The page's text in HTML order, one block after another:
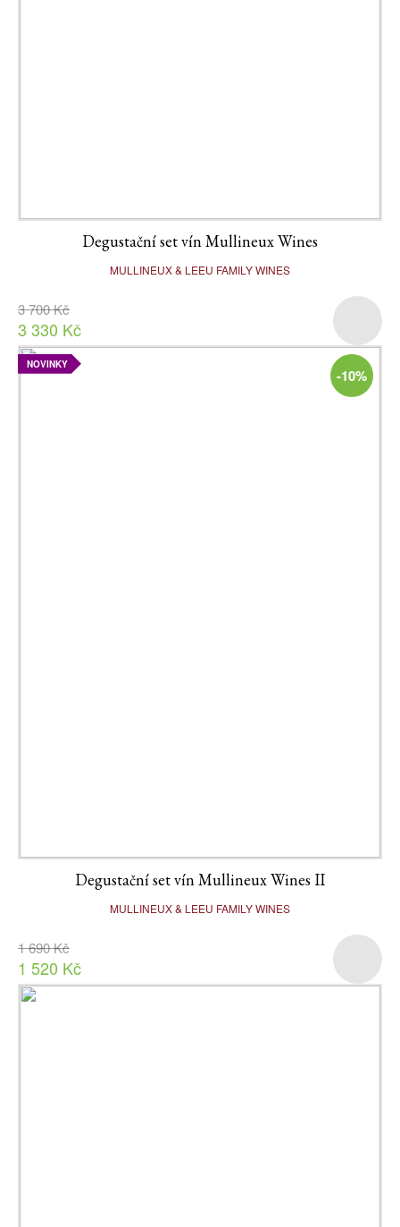
Degustační set vín Mullineux Wines
MULLINEUX & LEEU FAMILY WINES
3 700 Kč
3 330 Kč
NOVINKY
-10%
Degustační set vín Mullineux Wines II
MULLINEUX & LEEU FAMILY WINES
1 690 Kč
1 520 Kč